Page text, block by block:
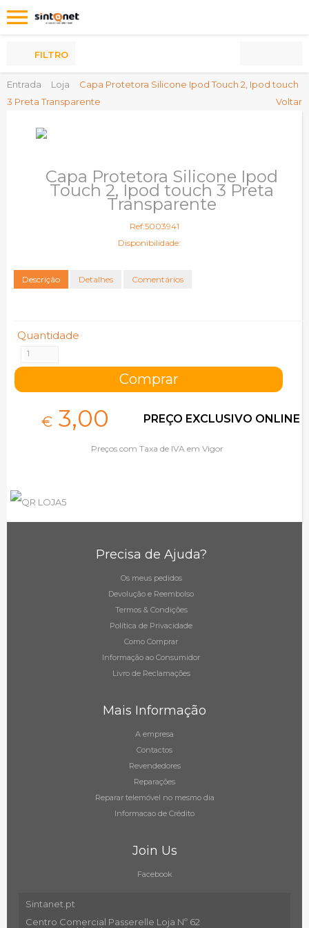
Entrada Loja
Capa Protetora Silicone Ipod Touch 2, Ipod touch
3 Preta Transparente
Voltar
FILTRO
Capa Protetora Silicone Ipod
Touch 2, Ipod touch 3 Preta
Transparente
Ref:5003941
Disponibilidade:
Descrição Detalhes Comentários
Quantidade
€ 3,00 PREÇO EXCLUSIVO ONLINE
Preços com Taxa de IVA em Vigor
Precisa de Ajuda?
Os meus pedidos
Devolução e Reembolso
Termos & Condições
Política de Privacidade
Como Comprar
Informação ao Consumidor
Livro de Reclamações
Mais Informação
A empresa
Contactos
Revendedores
Reparações
Reparar telemóvel no mesmo dia
Informacao de Crédito
Join Us
Facebook
Sintanet.pt
Centro Comercial Passerelle Loja Nº 62